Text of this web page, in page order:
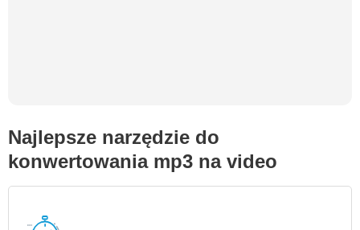
Najlepsze narzędzie do
konwertowania mp3 na video